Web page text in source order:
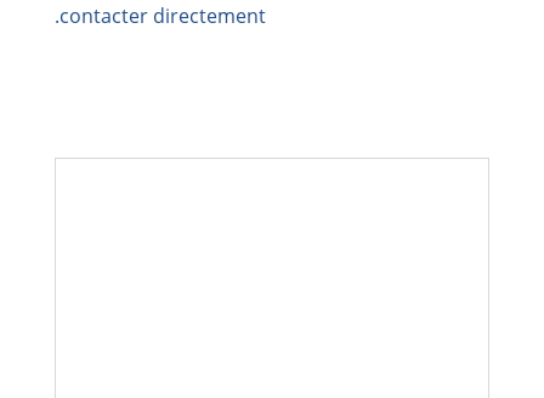
contacter directement.